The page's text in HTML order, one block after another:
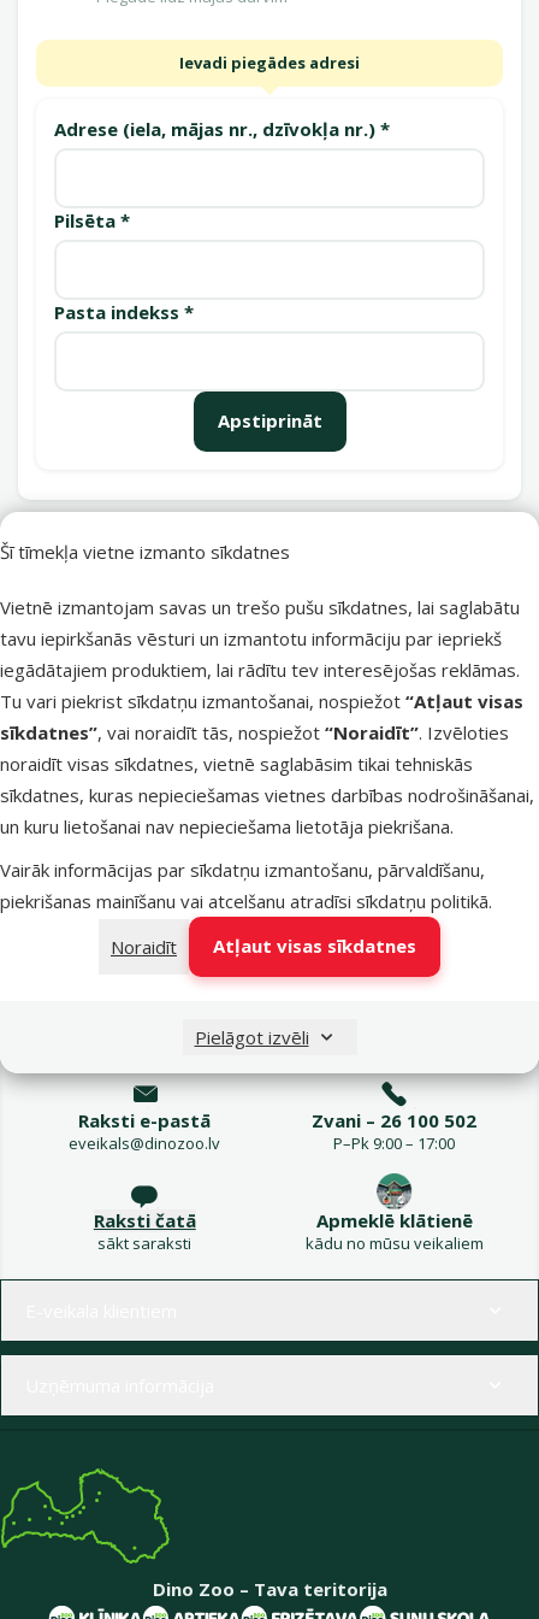
Šī tīmekļa vietne izmanto sīkdatnes
Vietnē izmantojam savas un trešo pušu sīkdatnes, lai saglabātu
tavu iepirkšanās vēsturi un izmantotu informāciju par iepriekš
iegādātajiem produktiem, lai rādītu tev interesējošas reklāmas.
Tu vari piekrist sīkdatņu izmantošanai, nospiežot “Atļaut visas
sīkdatnes”, vai noraidīt tās, nospiežot “Noraidīt”. Izvēloties
noraidīt visas sīkdatnes, vietnē saglabāsim tikai tehniskās
sīkdatnes, kuras nepieciešamas vietnes darbības nodrošināšanai,
un kuru lietošanai nav nepieciešama lietotāja piekrišana.
Vairāk informācijas par sīkdatņu izmantošanu, pārvaldīšanu,
piekrišanas mainīšanu vai atcelšanu atradīsi sīkdatņu politikā.
Noraidīt
Atļaut visas sīkdatnes
Pielāgot izvēli
Ievadi piegādes adresi
Adrese (iela, mājas nr., dzīvokļa nr.) *
Pilsēta *
Pasta indekss *
Apstiprināt
Latvijas Pasts pakomāti otrdien
LATVIJAS PASTS nodaļas otrdien
OMNIVA pakomāti otrdien
DPD Pickup tīkls otrdien
Raksti e-pastā
eveikals@dinozoo.lv
Zvani – 26 100 502
P–Pk 9:00 – 17:00
Raksti čatā
sākt saraksti
Apmeklē klātienē
kādu no mūsu veikaliem
Dino Zoo – Tava teritorija